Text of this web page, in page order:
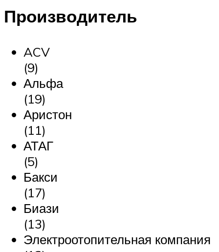
Производитель
ACV
(9)
Альфа
(19)
Аристон
(11)
АТАГ
(5)
Бакси
(17)
Биази
(13)
Электроотопительная компания